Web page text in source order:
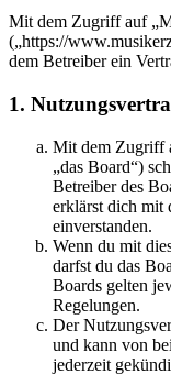
Mit dem Zugriff auf
(„https://
dem Betreiber ein
1.
Mit dem Zugriff
„das Board“)
Betreiber des
erklärst dich mit
einverstanden.
Wenn du mit
darfst du das
Boards gelten
Regelungen.
Der
und kann von
jederzeit